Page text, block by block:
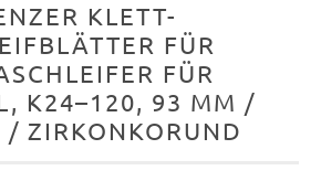
KLETT-
FÜR
FÜR
K24–120, 93 MM /
/ ZIRKONKORUND